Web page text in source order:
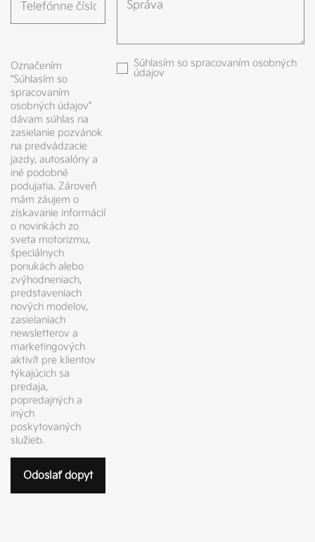
Označením
"Súhlasím so
spracovaním
osobných údajov"
dávam súhlas na
zasielanie pozvánok
na predvádzacie
jazdy, autosalóny a
iné podobné
podujatia. Zároveň
mám záujem o
získavanie informácií
o novinkách zo
sveta motorizmu,
špeciálnych
ponukách alebo
zvýhodneniach,
predstaveniach
nových modelov,
zasielaniach
newsletterov a
marketingových
aktivít pre klientov
týkajúcich sa
predaja,
popredajných a
iných
poskytovaných
služieb.
Súhlasím so spracovaním osobných
údajov